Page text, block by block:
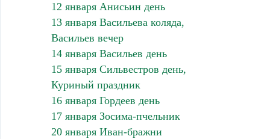
12 января Анисьин день
13 января Васильева коляда,
Васильев вечер
14 января Васильев день
15 января Сильвестров день,
Куриный праздник
16 января Гордеев день
17 января Зосима-пчельник
20 января Иван-бражни